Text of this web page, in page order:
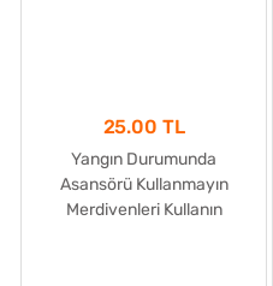
25.00 TL
Yangın Durumunda
Asansörü Kullanmayın
Merdivenleri Kullanın